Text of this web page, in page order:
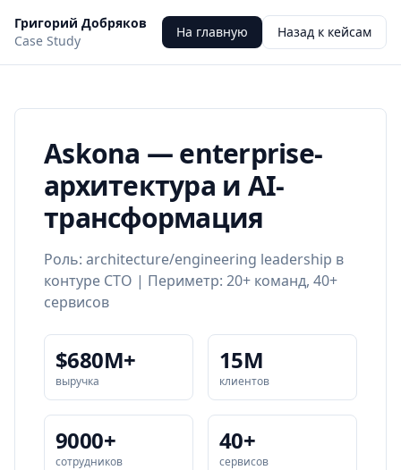
Григорий Добряков
Case Study
На главную Назад к кейсам
Askona — enterprise-
архитектура и AI-
трансформация
Роль: architecture/engineering leadership в
контуре CTO | Периметр: 20+ команд, 40+
сервисов
$680M+
выручка
15M
клиентов
9000+
сотрудников
40+
сервисов